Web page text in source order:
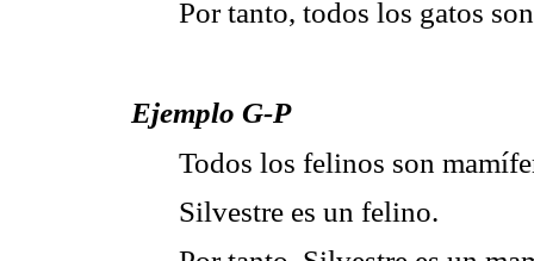
Por tanto, todos los gatos
Ejemplo G-P
Todos los felinos son
Silvestre es un felino.